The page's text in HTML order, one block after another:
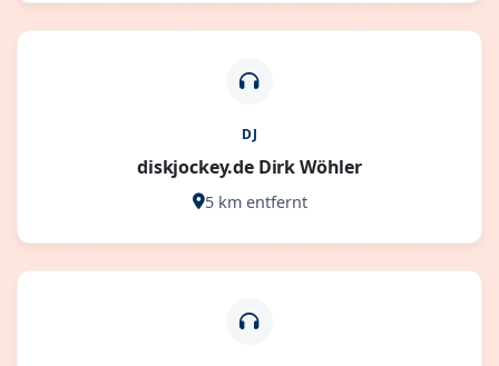
DJ
diskjockey.de Dirk Wöhler
5 km entfernt